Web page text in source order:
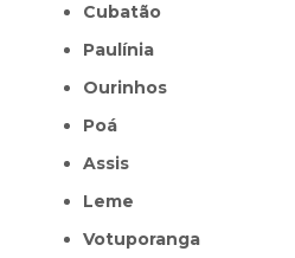
Cubatão
Paulínia
Ourinhos
Poá
Assis
Leme
Votuporanga